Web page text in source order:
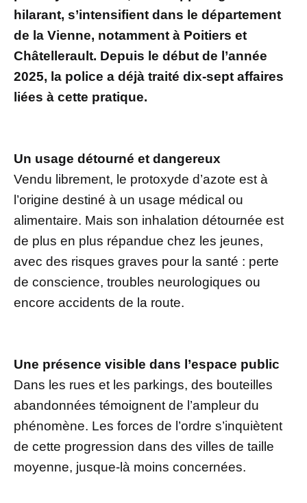
hilarant, s’intensifient dans le département
de la Vienne, notamment à Poitiers et
Châtellerault. Depuis le début de l’année
2025, la police a déjà traité dix-sept affaires
liées à cette pratique.
Un usage détourné et dangereux
Vendu librement, le protoxyde d’azote est à
l’origine destiné à un usage médical ou
alimentaire. Mais son inhalation détournée est
de plus en plus répandue chez les jeunes,
avec des risques graves pour la santé : perte
de conscience, troubles neurologiques ou
encore accidents de la route.
Une présence visible dans l’espace public
Dans les rues et les parkings, des bouteilles
abandonnées témoignent de l’ampleur du
phénomène. Les forces de l’ordre s’inquiètent
de cette progression dans des villes de taille
moyenne, jusque-là moins concernées.